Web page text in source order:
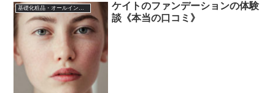
基礎化粧品・オールインワン化粧品
ケイトのファンデーションの体験
談《本当の口コミ》